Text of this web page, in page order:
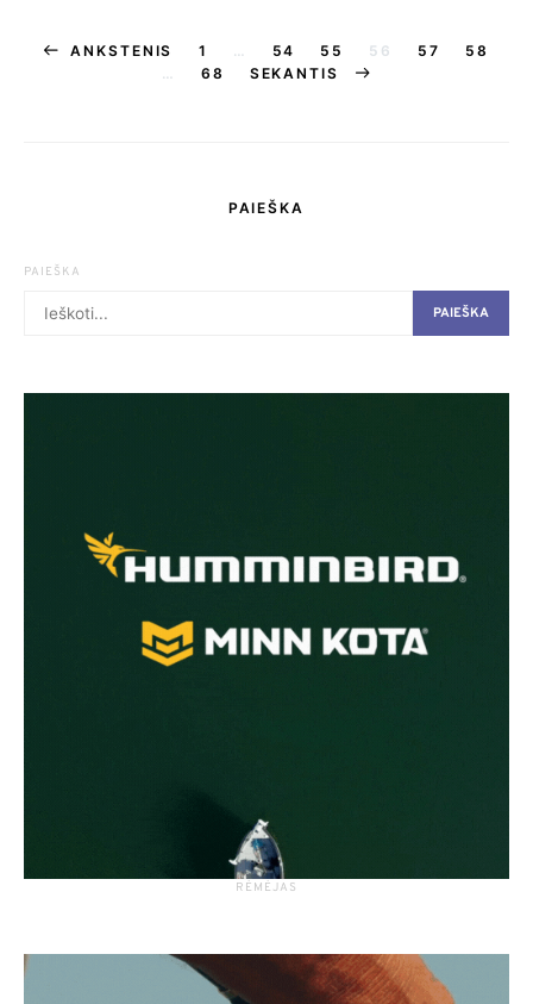
Įrašų
puslapiavimas
ANKSTENIS 1 … 54 55 56 57
58
…
68 SEKANTIS
PAIEŠKA
PAIEŠKA
PAIEŠKA
RĖMĖJAS